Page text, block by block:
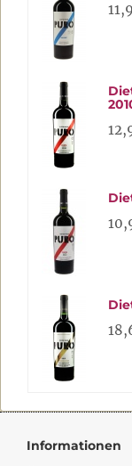
Informationen